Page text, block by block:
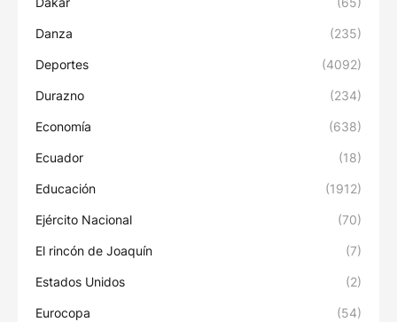
Danza (235)
Deportes (4092)
Durazno (234)
Economía (638)
Ecuador (18)
Educación (1912)
Ejército Nacional (70)
El rincón de Joaquín (7)
Estados Unidos (2)
Eurocopa (54)